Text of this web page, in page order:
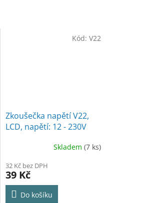
Zkoušečka napětí V22,
LCD, napětí: 12 - 230V
Skladem (7 ks)
32 Kč bez DPH
39 Kč
Do košíku
Kód: V22